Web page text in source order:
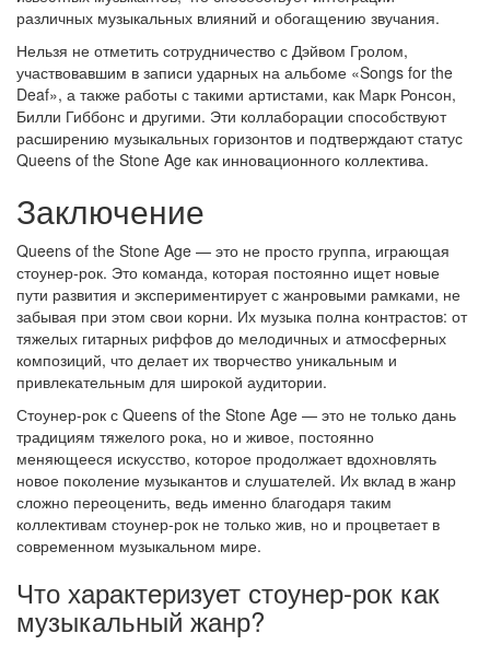
различных музыкальных влияний и обогащению звучания.
Нельзя не отметить сотрудничество с Дэйвом Гролом,
участвовавшим в записи ударных на альбоме «Songs for the
Deaf», а также работы с такими артистами, как Марк Ронсон,
Билли Гиббонс и другими. Эти коллаборации способствуют
расширению музыкальных горизонтов и подтверждают статус
Queens of the Stone Age как инновационного коллектива.
Заключение
Queens of the Stone Age — это не просто группа, играющая
стоунер-рок. Это команда, которая постоянно ищет новые
пути развития и экспериментирует с жанровыми рамками, не
забывая при этом свои корни. Их музыка полна контрастов: от
тяжелых гитарных риффов до мелодичных и атмосферных
композиций, что делает их творчество уникальным и
привлекательным для широкой аудитории.
Стоунер-рок с Queens of the Stone Age — это не только дань
традициям тяжелого рока, но и живое, постоянно
меняющееся искусство, которое продолжает вдохновлять
новое поколение музыкантов и слушателей. Их вклад в жанр
сложно переоценить, ведь именно благодаря таким
коллективам стоунер-рок не только жив, но и процветает в
современном музыкальном мире.
Что характеризует стоунер-рок как
музыкальный жанр?